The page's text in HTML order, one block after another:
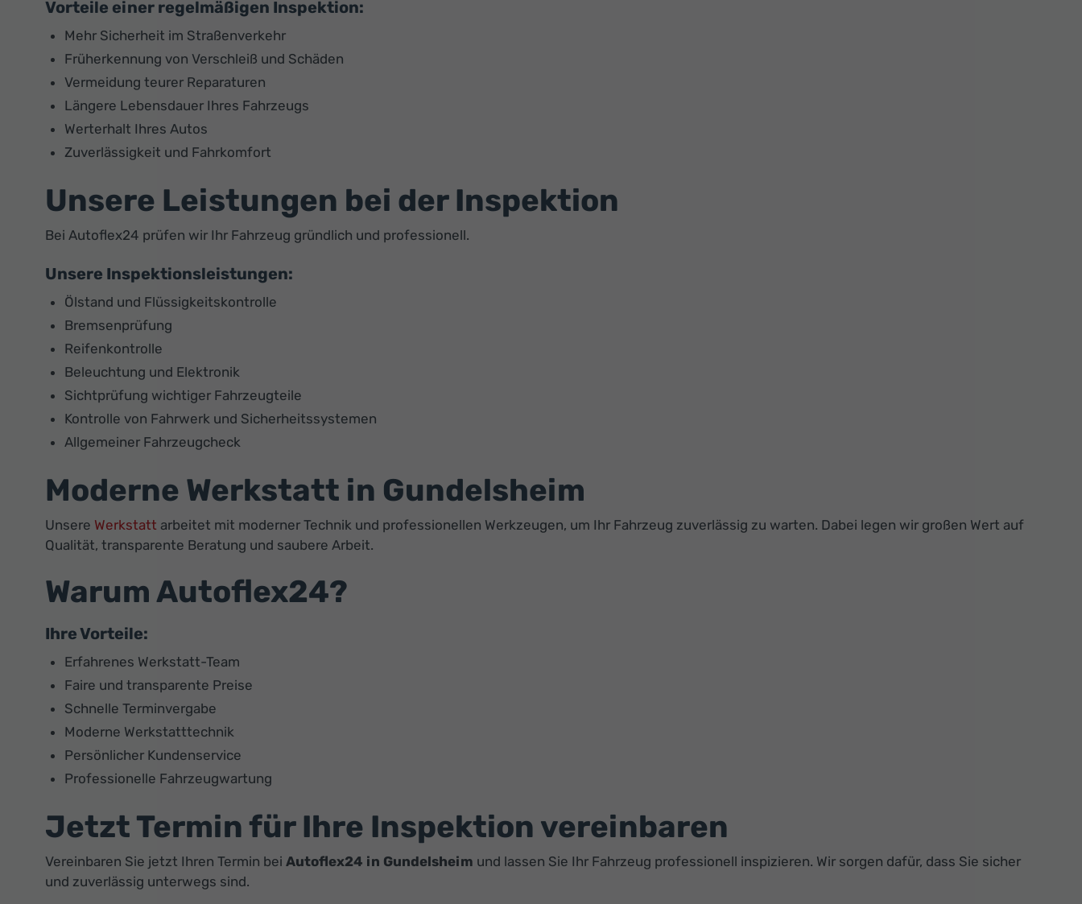
Vorteile einer regelmäßigen Inspektion:
Mehr Sicherheit im Straßenverkehr
Früherkennung von Verschleiß und Schäden
Vermeidung teurer Reparaturen
Längere Lebensdauer Ihres Fahrzeugs
Werterhalt Ihres Autos
Zuverlässigkeit und Fahrkomfort
Unsere Leistungen bei der Inspektion
Bei Autoflex24 prüfen wir Ihr Fahrzeug gründlich und professionell.
Unsere Inspektionsleistungen:
Ölstand und Flüssigkeitskontrolle
Bremsenprüfung
Reifenkontrolle
Beleuchtung und Elektronik
Sichtprüfung wichtiger Fahrzeugteile
Kontrolle von Fahrwerk und Sicherheitssystemen
Allgemeiner Fahrzeugcheck
Moderne Werkstatt in Gundelsheim
Unsere Werkstatt arbeitet mit moderner Technik und professionellen Werkzeugen, um Ihr Fahrzeug zuverlässig zu warten. Dabei legen wir großen Wert auf
Qualität, transparente Beratung und saubere Arbeit.
Warum Autoflex24?
Ihre Vorteile:
Erfahrenes Werkstatt-Team
Faire und transparente Preise
Schnelle Terminvergabe
Moderne Werkstatttechnik
Persönlicher Kundenservice
Professionelle Fahrzeugwartung
Jetzt Termin für Ihre Inspektion vereinbaren
Vereinbaren Sie jetzt Ihren Termin bei Autoflex24 in Gundelsheim und lassen Sie Ihr Fahrzeug professionell inspizieren. Wir sorgen dafür, dass Sie sicher
und zuverlässig unterwegs sind.